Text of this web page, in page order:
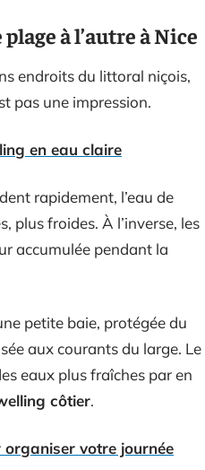
à l’autre à Nice
endroits du littoral niçois,
pas une impression.
en eau claire
rapidement, l’eau de
plus froides. À l’inverse, les
accumulée pendant la
petite baie, protégée du
aux courants du large. Le
eaux plus fraîches par en
côtier.
votre journée